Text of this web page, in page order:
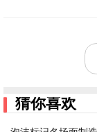
《不时轻
影响力。
猜你喜欢